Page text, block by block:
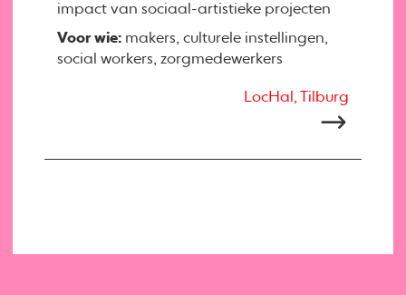
impact van sociaal-artistieke projecten
Voor wie: makers, culturele instellingen,
social workers, zorgmedewerkers
LocHal, Tilburg